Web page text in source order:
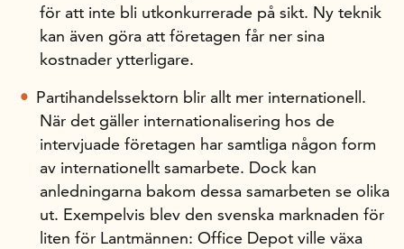
för att inte bli utkonkurrerade på sikt. Ny teknik
kan även göra att företagen får ner sina
kostnader ytterligare.
Partihandelssektorn blir allt mer internationell.
När det gäller internationalisering hos de
intervjuade företagen har samtliga någon form
av internationellt samarbete. Dock kan
anledningarna bakom dessa samarbeten se olika
ut. Exempelvis blev den svenska marknaden för
liten för Lantmännen: Office Depot ville växa